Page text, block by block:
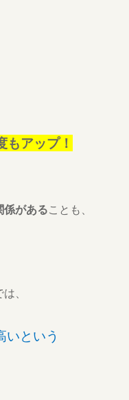
アップ！
係があることも、
、
いという